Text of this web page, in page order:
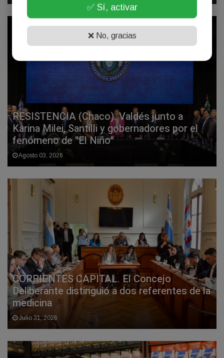
RESISTENCIA (Chaco). Valdés junto a
Karina Milei, Santilli y gobernadores por el
fenómeno de "El Niño"
Agosto 03, 2026
CORRIENTES CAPITAL. El Concejo
Deliberante distinguió a dos referentes de la
medicina
Julio 31, 2026
✅ Sí, activar
❌ No, gracias